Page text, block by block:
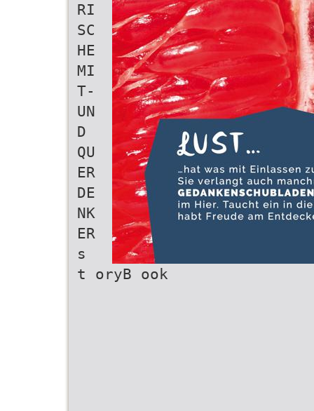
RI
SC
HE
MI
T-
UN
D
QU
ER
DE
NK
ER
s
t oryB ook